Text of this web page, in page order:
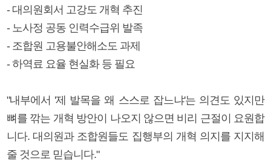
- 대의원회서 고강도 개혁 추진
- 노사정 공동 인력수급위 발족
- 조합원 고용불안해소도 과제
- 하역료 요율 현실화 등 필요
"내부에서 '제 발목을 왜 스스로 잡느냐'는 의견도 있지만
뼈를 깎는 개혁 방안이 나오지 않으면 비리 근절이 요원합
니다. 대의원과 조합원들도 집행부의 개혁 의지를 지지해
줄 것으로 믿습니다."